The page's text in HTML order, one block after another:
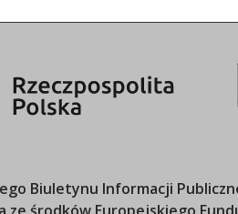
Biuletynu Informacji